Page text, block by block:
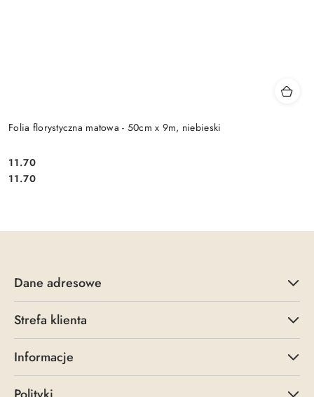
Folia florystyczna matowa - 50cm x 9m, niebieski
Cena:
11.70
Cena:
11.70
Dane adresowe
Strefa klienta
Informacje